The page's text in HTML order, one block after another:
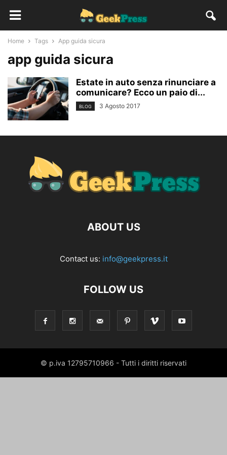
Home Tags App guida sicura
app guida sicura
Estate in auto senza rinunciare a
comunicare? Ecco un paio di...
BLOG 3 Agosto 2017
ABOUT US
Contact us: info@geekpress.it
FOLLOW US
© p.iva 12795710966 - Tutti i diritti riservati